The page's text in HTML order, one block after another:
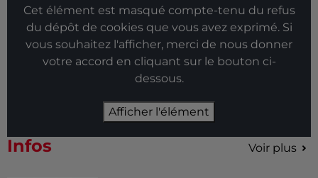
Cet élément est masqué compte-tenu du refus
du dépôt de cookies que vous avez exprimé. Si
vous souhaitez l'afficher, merci de nous donner
votre accord en cliquant sur le bouton ci-
dessous.
Afficher l'élément
Infos Voir plus